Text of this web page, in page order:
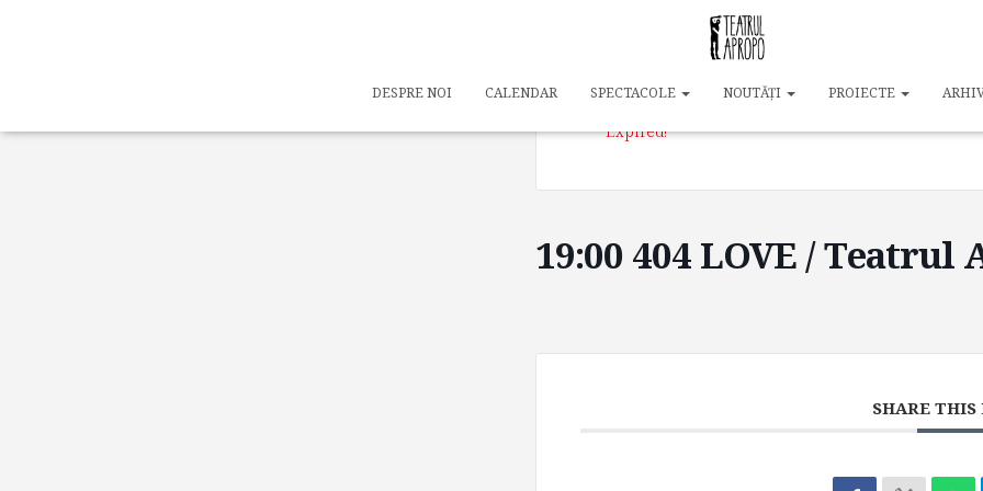
DESPRE NOI CALENDAR SPECTACOLE NOUTĂȚI PROIECTE
24 aug. 2025
Expired!
19:00 404 LOVE / Teatrul
SHARE THIS